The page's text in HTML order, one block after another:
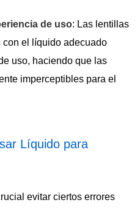
de uso: Las lentillas
el líquido adecuado
uso, haciendo que las
imperceptibles para el
Líquido para
evitar ciertos errores